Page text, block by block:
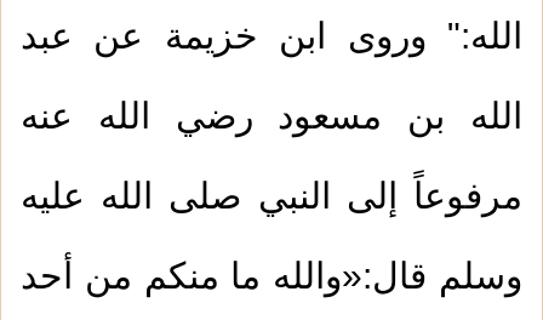
الله:" وروى ابن خزيمة عن عبد
الله بن مسعود رضي الله عنه
مرفوعاً إلى النبي صلى الله عليه
وسلم قال:«والله ما منكم من أحد